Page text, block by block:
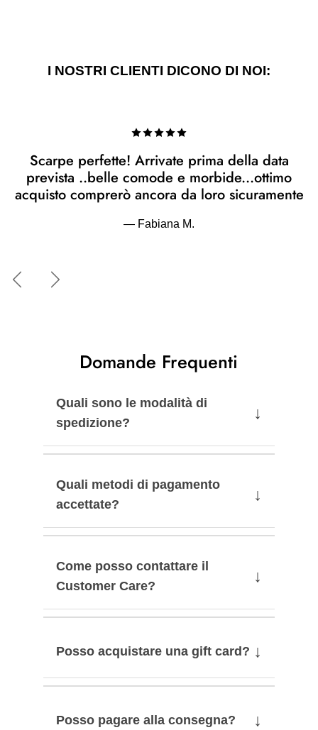
I NOSTRI CLIENTI DICONO DI NOI:
Scarpe perfette! Arrivate prima della data
prevista ..belle comode e morbide...ottimo
acquisto comprerò ancora da loro sicuramente
— Fabiana M.
IndietroAvanti
Domande Frequenti
Quali sono le modalità di
spedizione?
↓
Quali metodi di pagamento
accettate?
↓
Come posso contattare il
Customer Care?
↓
Posso acquistare una gift card? ↓
Posso pagare alla consegna? ↓